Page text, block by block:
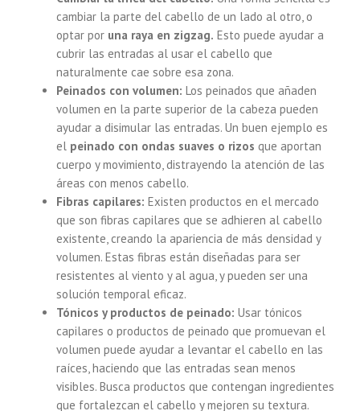
cambiar la parte del cabello de un lado al otro, o
optar por una raya en zigzag. Esto puede ayudar a
cubrir las entradas al usar el cabello que
naturalmente cae sobre esa zona.
Peinados con volumen: Los peinados que añaden
volumen en la parte superior de la cabeza pueden
ayudar a disimular las entradas. Un buen ejemplo es
el peinado con ondas suaves o rizos que aportan
cuerpo y movimiento, distrayendo la atención de las
áreas con menos cabello.
Fibras capilares: Existen productos en el mercado
que son fibras capilares que se adhieren al cabello
existente, creando la apariencia de más densidad y
volumen. Estas fibras están diseñadas para ser
resistentes al viento y al agua, y pueden ser una
solución temporal eficaz.
Tónicos y productos de peinado: Usar tónicos
capilares o productos de peinado que promuevan el
volumen puede ayudar a levantar el cabello en las
raíces, haciendo que las entradas sean menos
visibles. Busca productos que contengan ingredientes
que fortalezcan el cabello y mejoren su textura.